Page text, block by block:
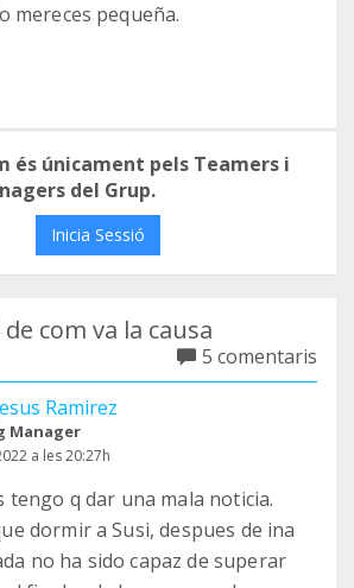
mereces pequeña.
és únicament pels Teamers i
del Grup.
Inicia Sessió
com va la causa
5 comentaris
Ramirez
Manager
a les 20:27h
tengo q dar una mala noticia.
dormir a Susi, despues de ina
no ha sido capaz de superar